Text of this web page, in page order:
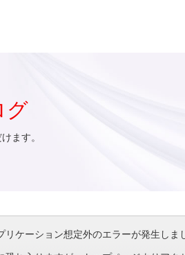
グ
ます。
リケーション想定外のエラーが発生し